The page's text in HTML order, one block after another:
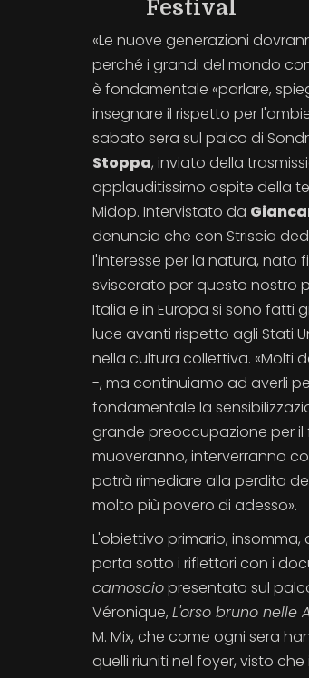
Festival
«Le nuove generazioni
perché i grandi del mondo
è fondamentale «parlare,
insegnare il rispetto per
sabato sera sul palco di
Stoppa, inviato della
applauditissimo ospite della
Midop. Intervistato da
denuncia che con Striscia
l'interesse per la natura, nato
sviscerato per questo nostro
Italia e in Europa si sono fatti
luce avanti rispetto agli Stati
nella cultura collettiva. «Molti
-, ma continuiamo ad averli
fondamentale la
grande preoccupazione per
muoveranno, interverranno
potrà rimediare alla perdita
molto più povero di adesso».
L'obiettivo primario,
porta sotto i riflettori con i
camosciopresentato sul
Véronique, L'orso bruno nelle
M. Mix, che come ogni sera
quelli riuniti nel foyer, visto